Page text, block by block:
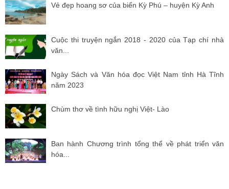
Vẻ đẹp hoang sơ của biển Kỳ Phú – huyện Kỳ Anh
Cuộc thi truyện ngắn 2018 - 2020 của Tạp chí nhà
văn...
Ngày Sách và Văn hóa đọc Việt Nam tỉnh Hà Tĩnh
năm 2023
Chùm thơ về tình hữu nghị Việt- Lào
Ban hành Chương trình tổng thể về phát triển văn
hóa...